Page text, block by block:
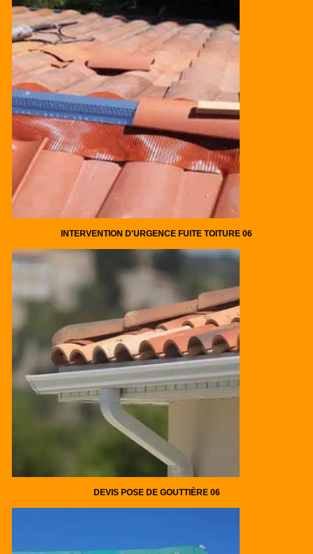
INTERVENTION D'URGENCE FUITE TOITURE 06
DEVIS POSE DE GOUTTIÈRE 06